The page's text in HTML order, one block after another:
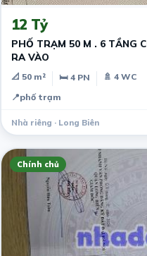
12 Tỷ
PHỐ TRẠM 50 M . 6 TẦNG
RA VÀO
📐 50 m² 🛏 4 PN
🚿 4 WC
📍phố trạm
Nhà riêng · Long Biên
Chính chủ